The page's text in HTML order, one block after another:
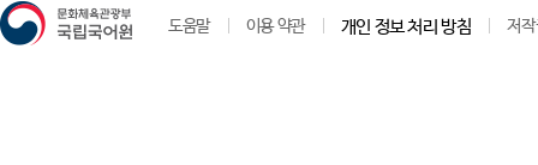
도움말 이용 약관 개인 정보 처리 방침 저